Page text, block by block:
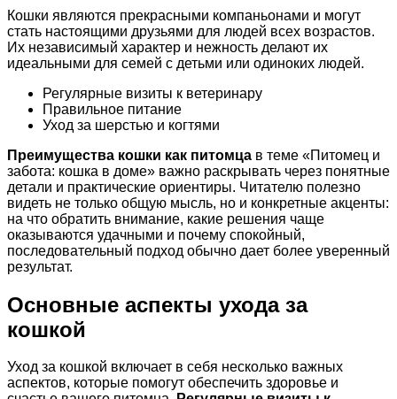
Кошки являются прекрасными компаньонами и могут
стать настоящими друзьями для людей всех возрастов.
Их независимый характер и нежность делают их
идеальными для семей с детьми или одиноких людей.
Регулярные визиты к ветеринару
Правильное питание
Уход за шерстью и когтями
Преимущества кошки как питомца в теме «Питомец и
забота: кошка в доме» важно раскрывать через понятные
детали и практические ориентиры. Читателю полезно
видеть не только общую мысль, но и конкретные акценты:
на что обратить внимание, какие решения чаще
оказываются удачными и почему спокойный,
последовательный подход обычно дает более уверенный
результат.
Основные аспекты ухода за
кошкой
Уход за кошкой включает в себя несколько важных
аспектов, которые помогут обеспечить здоровье и